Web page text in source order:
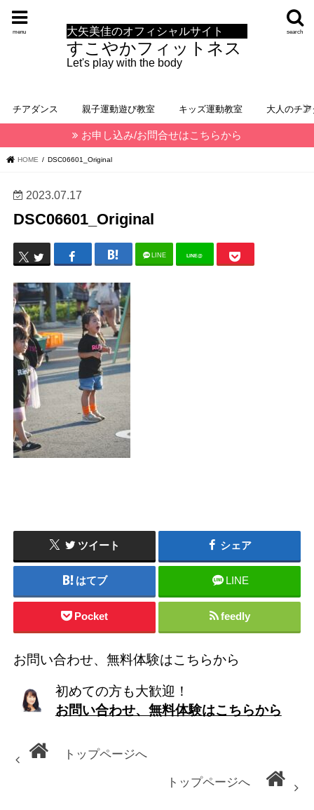
大矢美佳のオフィシャルサイト
すこやかフィットネス
Let's play with the body
search
menu
チアダンス 親子運動遊び教室 キッズ運動教室 大人のチ
お申し込み/お問合せはこちらから
HOME DSC06601_Original
2023.07.17
DSC06601_Original
LINE LINE@
ツイート シェア
はてブ LINE
Pocket feedly
お問い合わせ、無料体験はこちらから
初めての方も大歓迎！
お問い合わせ、無料体験はこちらから
トップページへ
トップページへ